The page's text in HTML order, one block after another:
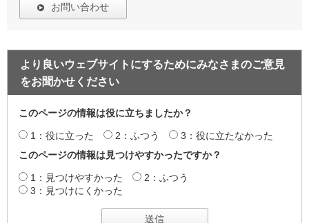
お問い合わせ
より良いウェブサイトにするためにみなさまのご意見
をお聞かせください
このページの情報は役に立ちましたか？
1：役に立った 2：ふつう
3：役に立たなかった
このページの情報は見つけやすかったですか？
1：見つけやすかった
2：ふつう
3：見つけにくかった